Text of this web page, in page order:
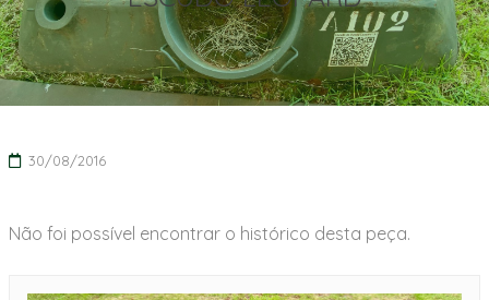
30/08/2016
Não foi possível encontrar o histórico desta peça.